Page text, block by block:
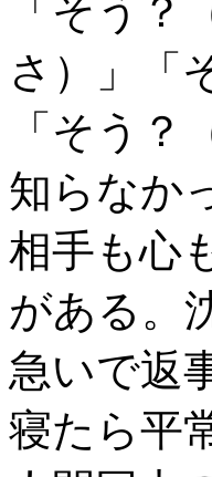
「そう
さ）」「
「そう
知らなか
相手も心
がある。
急いで返
寝たら平